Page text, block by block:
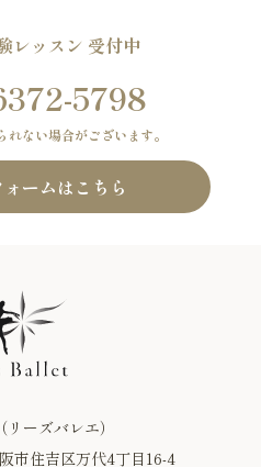
レッスン 受付中
5798
れない場合がございます。
ームはこちら
ーズバレエ）
市住吉区万代4丁目16-4